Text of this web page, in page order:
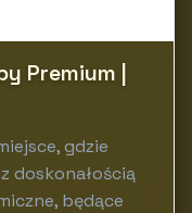
Premium |
gdzie
doskonałością
będące